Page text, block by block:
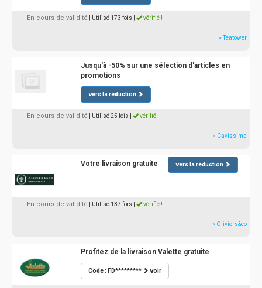
En cours de validité | Utilisé 173 fois vérifié !
» Teatower
Jusqu'à -50% sur une sélection d'articles en
promotions
vers la réduction
En cours de validité | Utilisé 25 fois vérifié !
» Cavissima
Votre livraison gratuite vers la réduction
En cours de validité | Utilisé 137 fois vérifié !
» Oliviers&co
Profitez de la livraison Valette gratuite
Code : FD********* voir